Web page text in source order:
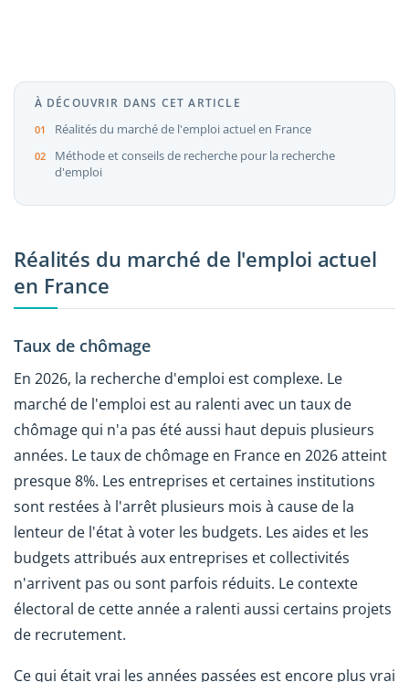
À DÉCOUVRIR DANS CET ARTICLE
Réalités du marché de l'emploi actuel en France
Méthode et conseils de recherche pour la recherche
d'emploi
Réalités du marché de l'emploi actuel
en France
Taux de chômage
En 2026, la recherche d'emploi est complexe. Le
marché de l'emploi est au ralenti avec un taux de
chômage qui n'a pas été aussi haut depuis plusieurs
années. Le taux de chômage en France en 2026 atteint
presque 8%. Les entreprises et certaines institutions
sont restées à l'arrêt plusieurs mois à cause de la
lenteur de l'état à voter les budgets. Les aides et les
budgets attribués aux entreprises et collectivités
n'arrivent pas ou sont parfois réduits. Le contexte
électoral de cette année a ralenti aussi certains projets
de recrutement.
Ce qui était vrai les années passées est encore plus vrai